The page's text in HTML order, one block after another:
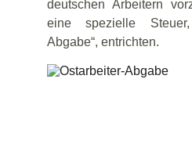
deutschen Arbeitern
eine spezielle
Abgabe“, entrichten.